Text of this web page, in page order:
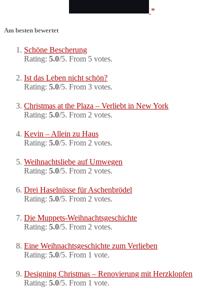
Am besten bewertet
Schöne Bescherung
Rating: 5.0/5. From 5 votes.
Ist das Leben nicht schön?
Rating: 5.0/5. From 3 votes.
Christmas at the Plaza – Verliebt in New York
Rating: 5.0/5. From 2 votes.
Kevin – Allein zu Haus
Rating: 5.0/5. From 2 votes.
Weihnachtsliebe auf Umwegen
Rating: 5.0/5. From 2 votes.
Drei Haselnüsse für Aschenbrödel
Rating: 5.0/5. From 2 votes.
Die Muppets-Weihnachtsgeschichte
Rating: 5.0/5. From 2 votes.
Eine Weihnachtsgeschichte zum Verlieben
Rating: 5.0/5. From 1 vote.
Designing Christmas – Renovierung mit Herzklopfen
Rating: 5.0/5. From 1 vote.